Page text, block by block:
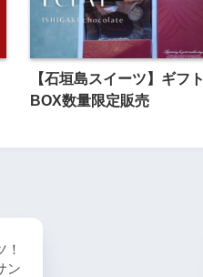
【石垣島スイーツ】ギフト
BOX数量限定販売
ン